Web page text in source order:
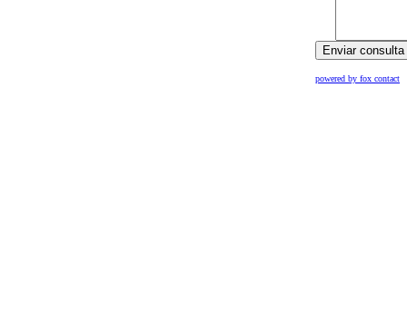
powered by fox contact